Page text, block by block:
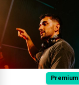
Premium